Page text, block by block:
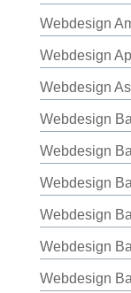
Webdesign
Webdesign
Webdesign
Webdesign
Webdesign
Webdesign
Webdesign
Webdesign
Webdesign